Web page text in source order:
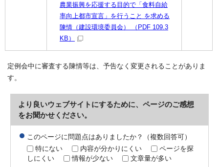
農業振興を応援する目的で「食料自給
率向上都市宣言」を行うこと を求める
陳情（建設環境委員会） （PDF 109.3
KB）
定例会中に審査する陳情等は、予告なく変更されることがありま
す。
より良いウェブサイトにするために、ページのご感想
をお聞かせください。
このページに問題点はありましたか？（複数回答可）
特にない
内容が分かりにくい
ページを探
しにくい
情報が少ない 文章量が多い